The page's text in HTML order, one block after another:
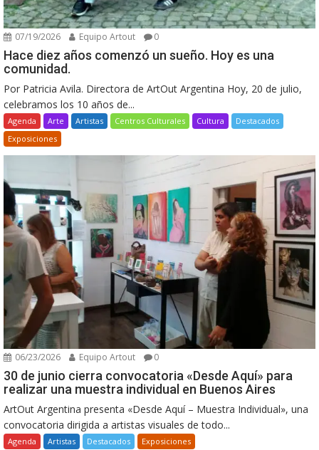
07/19/2026 Equipo Artout 0
Hace diez años comenzó un sueño. Hoy es una
comunidad.
Por Patricia Avila. Directora de ArtOut Argentina Hoy, 20 de julio,
celebramos los 10 años de...
Agenda Arte Artistas Centros Culturales Cultura
Destacados
Exposiciones
06/23/2026 Equipo Artout 0
30 de junio cierra convocatoria «Desde Aquí» para
realizar una muestra individual en Buenos Aires
ArtOut Argentina presenta «Desde Aquí – Muestra Individual», una
convocatoria dirigida a artistas visuales de todo...
Agenda Artistas Destacados Exposiciones